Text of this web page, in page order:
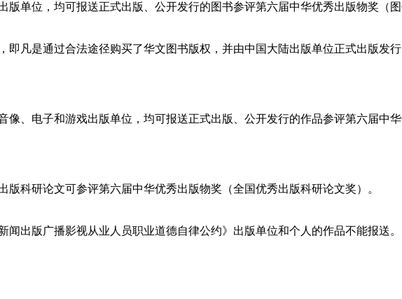
版单位，均可报送正式出版、公开发行的图书参评第六届中华优秀出版物奖（图
即凡是通过合法途径购买了华文图书版权，并由中国大陆出版单位正式出版发
像、电子和游戏出版单位，均可报送正式出版、公开发行的作品参评第六届中
版科研论文可参评第六届中华优秀出版物奖（全国优秀出版科研论文奖）。
闻出版广播影视从业人员职业道德自律公约》出版单位和个人的作品不能报送。